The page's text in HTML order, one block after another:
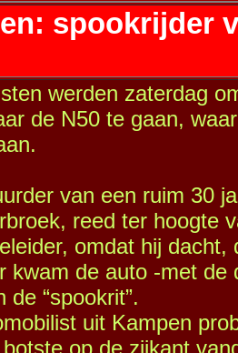
spookrijder
werden zaterdag
de N50 te gaan,
van een ruim 30
reed ter hoogte
omdat hij
kwam de auto -met
de “spookrit”.
uit Kampen
op de zijkant